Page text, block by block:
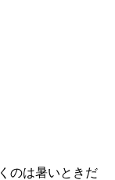
のは暑いときだ